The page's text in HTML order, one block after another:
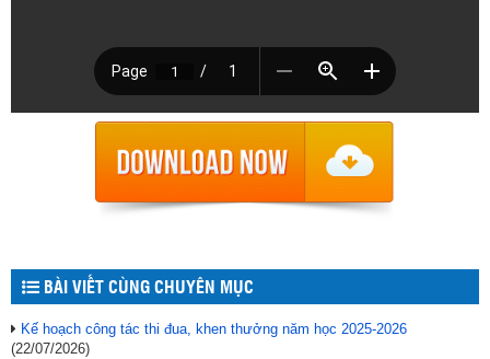
BÀI VIẾT CÙNG CHUYÊN MỤC
Kế hoạch công tác thi đua, khen thưởng năm học 2025-2026
(22/07/2026)